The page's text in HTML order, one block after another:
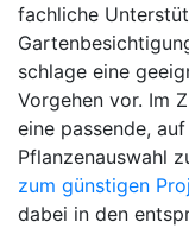
fachliche
schlage eine
Vorgehen vor. Im
eine passende,
Pflanzenauswahl
zum günstigen
dabei in den